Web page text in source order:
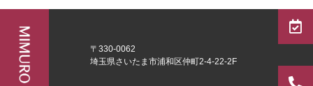
〒330-0062
埼玉県さいたま市浦和区仲町2-4-22-2F